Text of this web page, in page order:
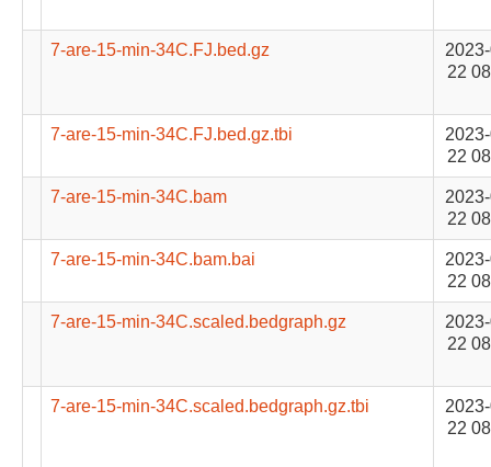
7-are-15-min-34C.FJ.bed.gz
22
7-are-15-min-34C.FJ.bed.gz.tbi
22
7-are-15-min-34C.bam
22
7-are-15-min-34C.bam.bai
22
7-are-15-min-34C.scaled.bedgraph.gz
22
7-are-15-min-34C.scaled.bedgraph.gz.tbi
22